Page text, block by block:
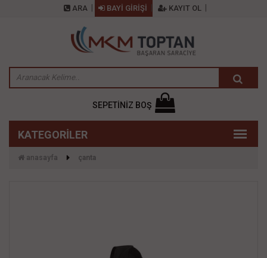
ARA BAYİ GİRİŞİ KAYIT OL
SEPETİNİZ BOŞ
anasayfa çanta